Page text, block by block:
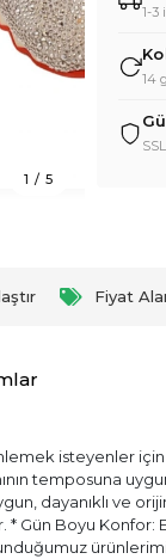
1 / 5
1-3
14
Fiyat
isteyenler
temposuna
dayanıklı
Gün Boyu